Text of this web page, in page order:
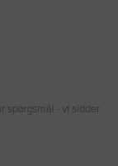
spørgsmål - vi sidder